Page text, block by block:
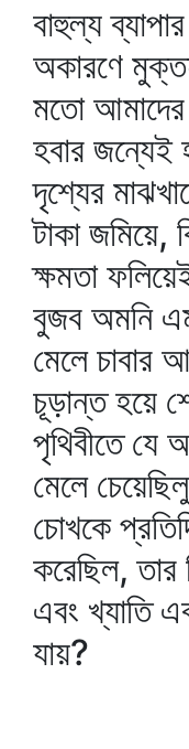
বাহুল্য
অকারণে
মতো আমাদের
হবার
দৃশ্যের
টাকা জমিয়ে,
ক্ষমতা
বুজব অমনি
মেলে চাবার
চূড়ান্ত হয়ে
পৃথিবীতে যে
মেলে
চোখকে
করেছিল, তার
এবং খ্যাতি
যায়?